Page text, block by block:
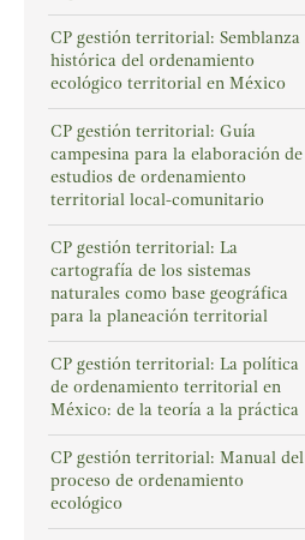
CP gestión territorial: Semblanza
histórica del ordenamiento
ecológico territorial en México
CP gestión territorial: Guía
campesina para la elaboración de
estudios de ordenamiento
territorial local-comunitario
CP gestión territorial: La
cartografía de los sistemas
naturales como base geográfica
para la planeación territorial
CP gestión territorial: La política
de ordenamiento territorial en
México: de la teoría a la práctica
CP gestión territorial: Manual del
proceso de ordenamiento
ecológico